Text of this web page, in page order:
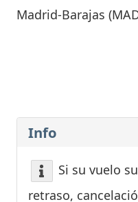
Madrid-Barajas
Info
Si su vuelo
retraso,